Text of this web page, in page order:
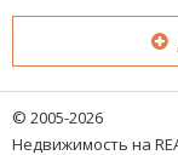
© 2005-2026
Недвижимость на